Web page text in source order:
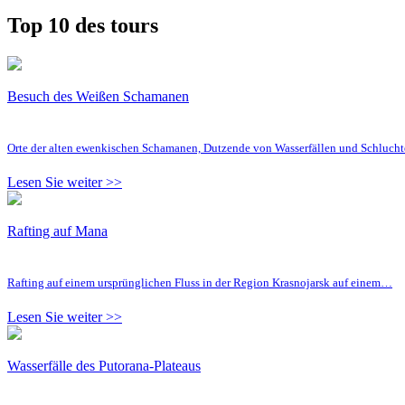
Top 10 des tours
Besuch des Weißen Schamanen
Orte der alten ewenkischen Schamanen, Dutzende von Wasserfällen und
Lesen Sie weiter >>
Rafting auf Mana
Rafting auf einem ursprünglichen Fluss in der Region Krasnojarsk auf einem…
Lesen Sie weiter >>
Wasserfälle des Putorana-Plateaus